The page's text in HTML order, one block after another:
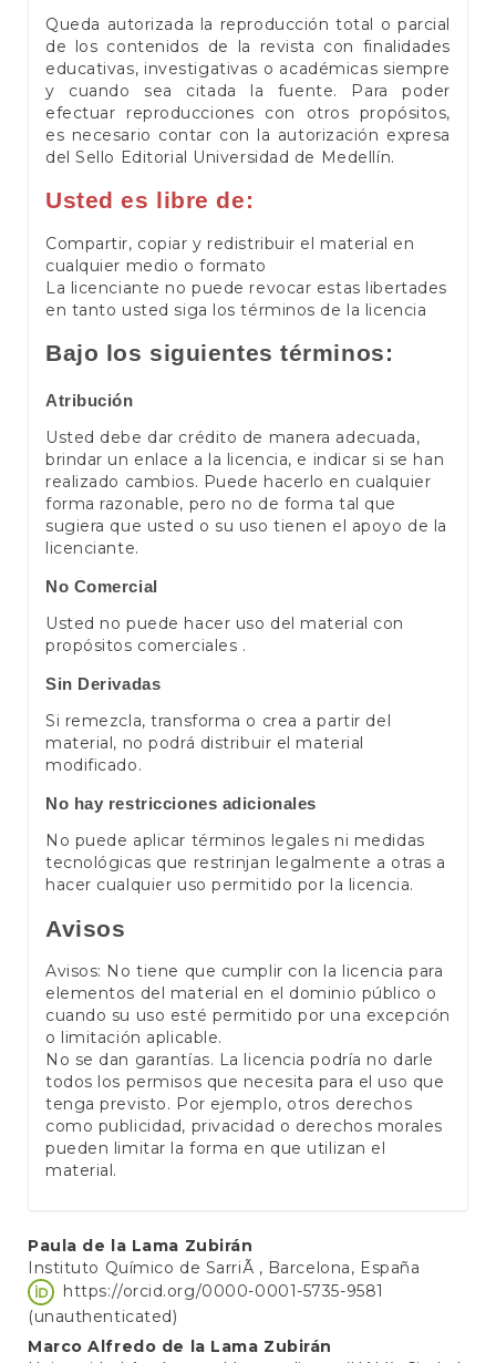
Queda autorizada la reproducción total o parcial
de los contenidos de la revista con finalidades
educativas, investigativas o académicas siempre
y cuando sea citada la fuente. Para poder
efectuar reproducciones con otros propósitos,
es necesario contar con la autorización expresa
del Sello Editorial Universidad de Medellín.
Usted es libre de:
Compartir, copiar y redistribuir el material en
cualquier medio o formato
La licenciante no puede revocar estas libertades
en tanto usted siga los términos de la licencia
Bajo los siguientes términos:
Atribución
Usted debe dar crédito de manera adecuada,
brindar un enlace a la licencia, e indicar si se han
realizado cambios. Puede hacerlo en cualquier
forma razonable, pero no de forma tal que
sugiera que usted o su uso tienen el apoyo de la
licenciante.
No Comercial
Usted no puede hacer uso del material con
propósitos comerciales .
Sin Derivadas
Si remezcla, transforma o crea a partir del
material, no podrá distribuir el material
modificado.
No hay restricciones adicionales
No puede aplicar términos legales ni medidas
tecnológicas que restrinjan legalmente a otras a
hacer cualquier uso permitido por la licencia.
Avisos
Avisos: No tiene que cumplir con la licencia para
elementos del material en el dominio público o
cuando su uso esté permitido por una excepción
o limitación aplicable.
No se dan garantías. La licencia podría no darle
todos los permisos que necesita para el uso que
tenga previsto. Por ejemplo, otros derechos
como publicidad, privacidad o derechos morales
pueden limitar la forma en que utilizan el
material.
Main
Article
Content
Paula de la Lama Zubirán
Instituto Químico de SarriÃ , Barcelona, España
https://orcid.org/0000-0001-5735-9581
(unauthenticated)
Marco Alfredo de la Lama Zubirán